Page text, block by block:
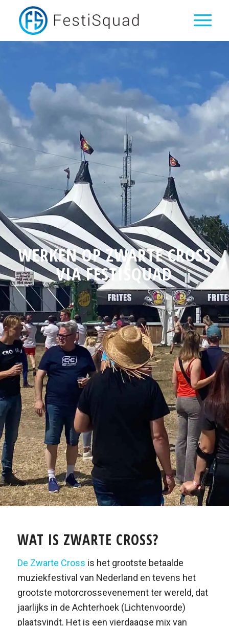
WERKEN OP ZWARTE CROSS
VIA FESTISQUAD
WAT IS ZWARTE CROSS?
De Zwarte Cross is het grootste betaalde
muziekfestival van Nederland en tevens het
grootste motorcrossevenement ter wereld, dat
jaarlijks in de Achterhoek (Lichtenvoorde)
plaatsvindt. Het is een vierdaagse mix van